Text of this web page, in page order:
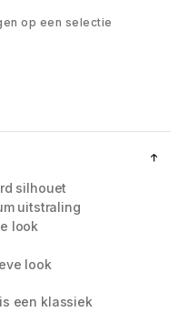
op een selectie
silhouet
uitstraling
look
look
is een klassiek